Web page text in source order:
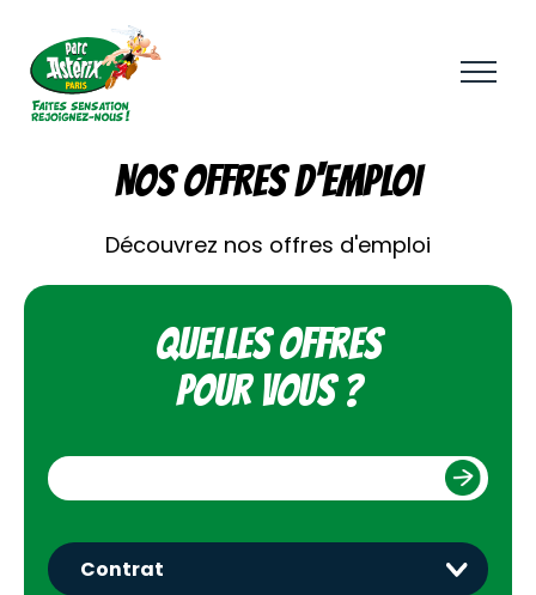
NOS OFFRES D'EMPLOI
Découvrez nos offres d'emploi
Quelles offres
pour vous ?